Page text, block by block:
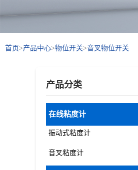
首页>产品中心>物位开关>音叉物位开关
产品分类
在线粘度计
振动式粘度计
音叉粘度计